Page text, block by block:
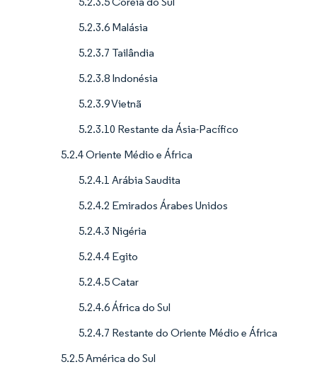
5.2.3.6 Malásia
5.2.3.7 Tailândia
5.2.3.8 Indonésia
5.2.3.9 Vietnã
5.2.3.10 Restante da Ásia-Pacífico
5.2.4 Oriente Médio e África
5.2.4.1 Arábia Saudita
5.2.4.2 Emirados Árabes Unidos
5.2.4.3 Nigéria
5.2.4.4 Egito
5.2.4.5 Catar
5.2.4.6 África do Sul
5.2.4.7 Restante do Oriente Médio e África
5.2.5 América do Sul